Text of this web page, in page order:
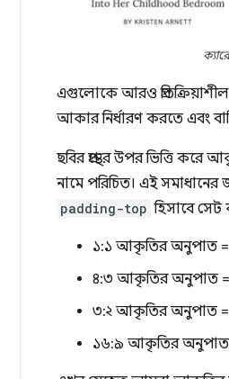
এগুলোকে আরও
আকার নির্ধারণ করতে এবং
ছবির প্রস্থের উপর ভিত্তি
নামে পরিচিত। এই
padding-top হিসাবে
১:১ আকৃতির অনুপাত =
৪:৩ আকৃতির অনুপাত =
৩:২ আকৃতির অনুপাত
১৬:৯ আকৃতির অনুপাত